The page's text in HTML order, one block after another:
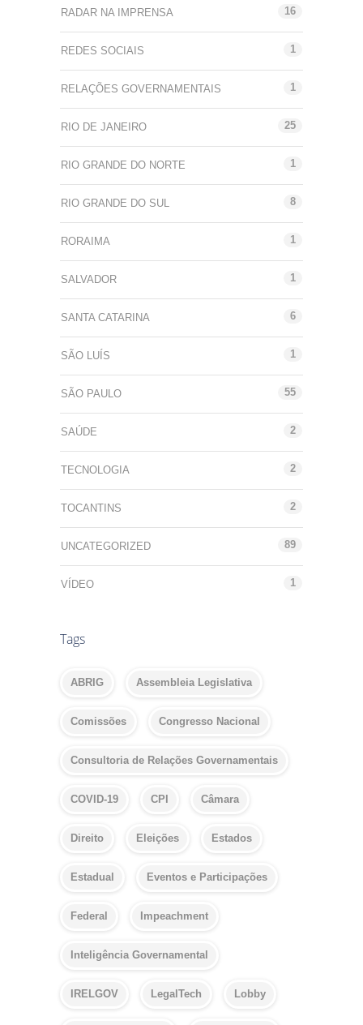
RADAR NA IMPRENSA 16
REDES SOCIAIS 1
RELAÇÕES GOVERNAMENTAIS 1
RIO DE JANEIRO 25
RIO GRANDE DO NORTE 1
RIO GRANDE DO SUL 8
RORAIMA 1
SALVADOR 1
SANTA CATARINA 6
SÃO LUÍS 1
SÃO PAULO 55
SAÚDE 2
TECNOLOGIA 2
TOCANTINS 2
UNCATEGORIZED 89
VÍDEO 1
Tags
ABRIG Assembleia Legislativa
Comissões Congresso Nacional
Consultoria de Relações Governamentais
COVID-19 CPI Câmara
Direito Eleições Estados
Estadual Eventos e Participações
Federal Impeachment
Inteligência Governamental
IRELGOV LegalTech Lobby